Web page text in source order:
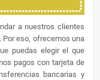
a nuestros clientes
Por eso, ofrecemos una
puedas elegir el que
pagos con tarjeta de
bancarias y